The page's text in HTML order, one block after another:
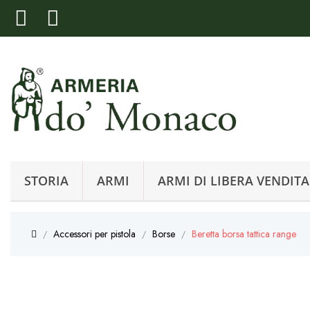
STORIA ARMI ARMI DI LIBERA VENDITA
Accessori per pistola Borse Beretta borsa tattica range